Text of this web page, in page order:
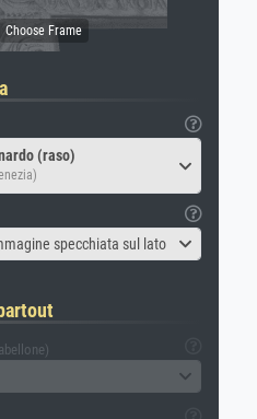
(raso)
specchiata sul lato